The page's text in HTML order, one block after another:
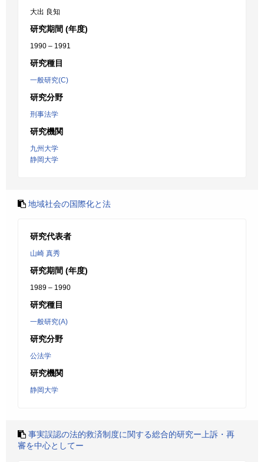
大出 良知
研究期間 (年度)
1990 – 1991
研究種目
一般研究(C)
研究分野
刑事法学
研究機関
九州大学
静岡大学
地域社会の国際化と法
研究代表者
山崎 真秀
研究期間 (年度)
1989 – 1990
研究種目
一般研究(A)
研究分野
公法学
研究機関
静岡大学
事実誤認の法的救済制度に関する総合的研究ー上訴・再
審を中心としてー